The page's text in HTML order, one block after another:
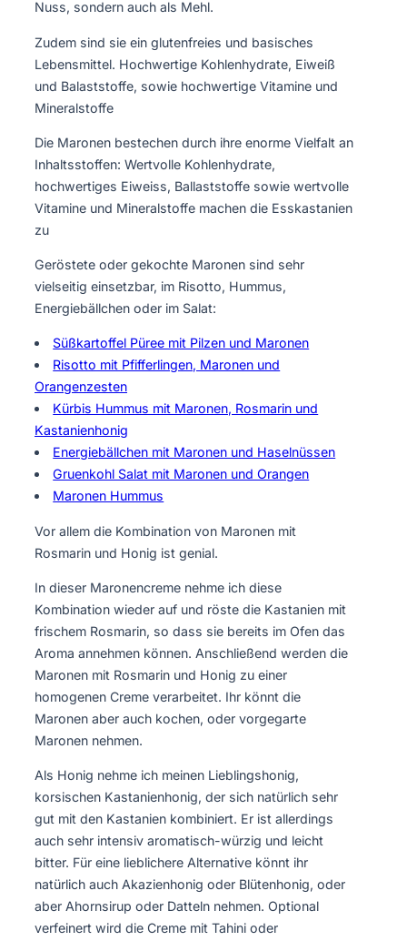
Nuss, sondern auch als Mehl.
Zudem sind sie ein glutenfreies und basisches
Lebensmittel. Hochwertige Kohlenhydrate, Eiweiß
und Balaststoffe, sowie hochwertige Vitamine und
Mineralstoffe
Die Maronen bestechen durch ihre enorme Vielfalt an
Inhaltsstoffen: Wertvolle Kohlenhydrate,
hochwertiges Eiweiss, Ballaststoffe sowie wertvolle
Vitamine und Mineralstoffe machen die Esskastanien
zu
Geröstete oder gekochte Maronen sind sehr
vielseitig einsetzbar, im Risotto, Hummus,
Energiebällchen oder im Salat:
Süßkartoffel Püree mit Pilzen und Maronen
Risotto mit Pfifferlingen, Maronen und
Orangenzesten
Kürbis Hummus mit Maronen, Rosmarin und
Kastanienhonig
Energiebällchen mit Maronen und Haselnüssen
Gruenkohl Salat mit Maronen und Orangen
Maronen Hummus
Vor allem die Kombination von Maronen mit
Rosmarin und Honig ist genial.
In dieser Maronencreme nehme ich diese
Kombination wieder auf und röste die Kastanien mit
frischem Rosmarin, so dass sie bereits im Ofen das
Aroma annehmen können. Anschließend werden die
Maronen mit Rosmarin und Honig zu einer
homogenen Creme verarbeitet. Ihr könnt die
Maronen aber auch kochen, oder vorgegarte
Maronen nehmen.
Als Honig nehme ich meinen Lieblingshonig,
korsischen Kastanienhonig, der sich natürlich sehr
gut mit den Kastanien kombiniert. Er ist allerdings
auch sehr intensiv aromatisch-würzig und leicht
bitter. Für eine lieblichere Alternative könnt ihr
natürlich auch Akazienhonig oder Blütenhonig, oder
aber Ahornsirup oder Datteln nehmen. Optional
verfeinert wird die Creme mit Tahini oder